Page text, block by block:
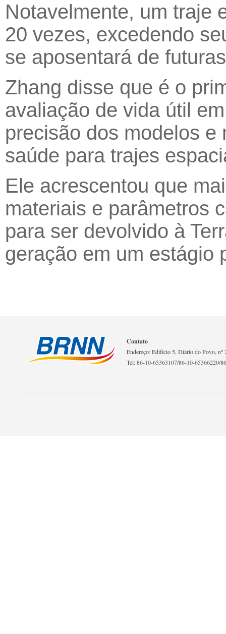
Notavelmente, um traje
20 vezes, excedendo
se aposentará de
Zhang disse que é o
avaliação de vida útil
precisão dos modelos
saúde para trajes
Ele acrescentou que
materiais e parâmetros
para ser devolvido à
geração em um estágio
Contato
Endereço: Edifício 5, Diário do Povo,
Tel: 86-10-65363107/86-10-65366220/